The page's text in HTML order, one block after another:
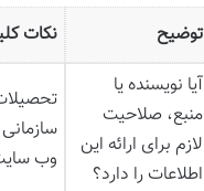
توضیح نکات
آیا نویسنده یا
منبع، صلاحیت
لازم برای ارائه این
اطلاعات را دارد؟
وب